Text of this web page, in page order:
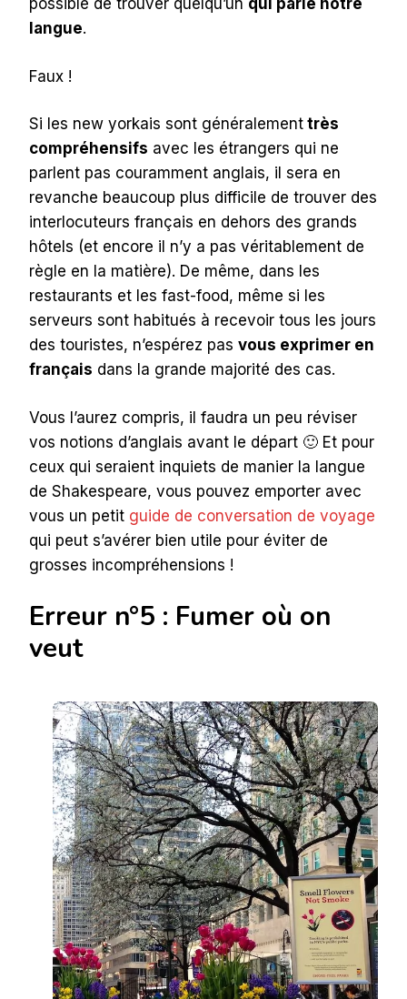
possible de trouver quelqu’un qui parle notre
langue.
Faux !
Si les new yorkais sont généralement très
compréhensifs avec les étrangers qui ne
parlent pas couramment anglais, il sera en
revanche beaucoup plus difficile de trouver des
interlocuteurs français en dehors des grands
hôtels (et encore il n’y a pas véritablement de
règle en la matière). De même, dans les
restaurants et les fast-food, même si les
serveurs sont habitués à recevoir tous les jours
des touristes, n’espérez pas vous exprimer en
français dans la grande majorité des cas.
Vous l’aurez compris, il faudra un peu réviser
vos notions d’anglais avant le départ 🙂 Et pour
ceux qui seraient inquiets de manier la langue
de Shakespeare, vous pouvez emporter avec
vous un petit guide de conversation de voyage
qui peut s’avérer bien utile pour éviter de
grosses incompréhensions !
Erreur n°5 : Fumer où on
veut